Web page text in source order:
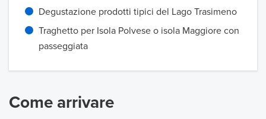
Degustazione prodotti tipici del Lago Trasimeno
Traghetto per Isola Polvese o isola Maggiore con
passeggiata
Come arrivare